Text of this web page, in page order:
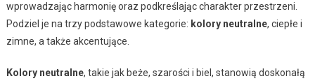
wprowadzając harmonię oraz podkreślając charakter przestrzeni.
Podziel je na trzy podstawowe kategorie: kolory neutralne, ciepłe i
zimne, a także akcentujące.
Kolory neutralne, takie jak beże, szarości i biel, stanowią doskonałą